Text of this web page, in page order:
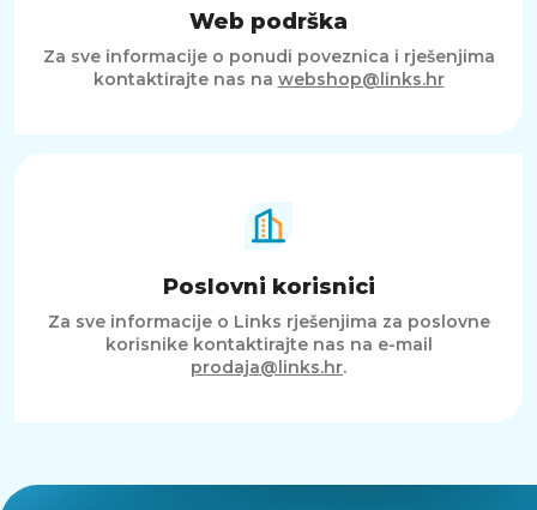
Web podrška
Za sve informacije o ponudi poveznica i rješenjima
kontaktirajte nas na webshop@links.hr
Poslovni korisnici
Za sve informacije o Links rješenjima za poslovne
korisnike kontaktirajte nas na e-mail
prodaja@links.hr.